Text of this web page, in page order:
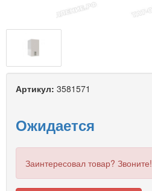
Артикул: 3581571
Ожидается
Заинтересовал товар? Звоните!